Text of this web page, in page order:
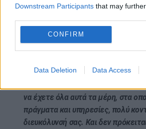
Downstream Participants that may
CONFIRM
Data Deletion Data Access
ευρωβουλευτή, Christine Anderson,
είχε εξασφαλίσει να το έχει
15 λεπτών. Μην παρασυρθείτε, δεν
να έχετε όλα αυτά τα μέρη, στα
πράγματα και υπηρεσίες, πολύ
διευκόλυνσή σας. Και δεν